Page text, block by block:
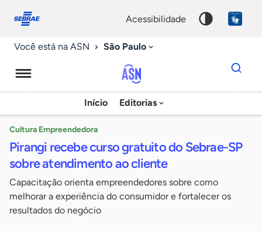
conosco
acessibilidade
Você está na ASN São Paulo
Agência
Sebrae
Notícias
Início Editorias
Dados
para
chave
Cultura Empreendedora
Pirangi recebe curso gratuito do Sebrae-SP
sobre atendimento ao cliente
Capacitação orienta empreendedores sobre como
melhorar a experiência do consumidor e fortalecer os
resultados do negócio